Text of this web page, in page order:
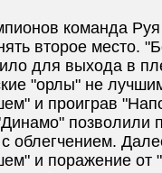
команда
второе место.
для выхода в
"орлы" не
и проиграв
позволили
с облегчением.
и поражение от